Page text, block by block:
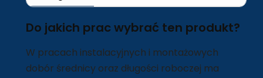
Do jakich prac wybrać ten produkt?
W pracach instalacyjnych i montażowych
dobór średnicy oraz długości roboczej ma